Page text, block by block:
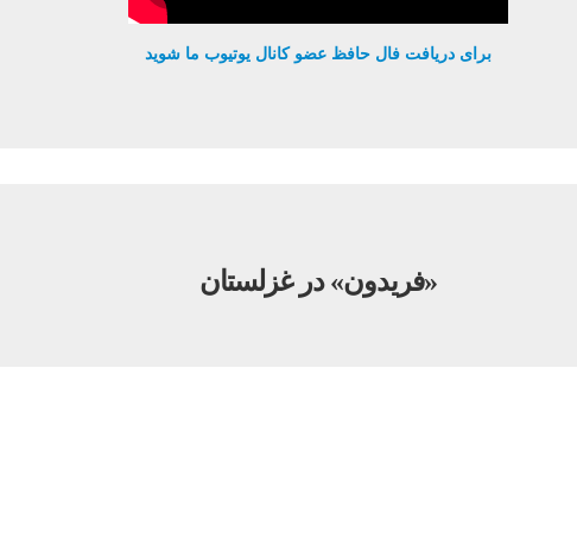
برای دریافت فال حافظ عضو کانال یوتیوب ما شوید
«فریدون» در غزلستان